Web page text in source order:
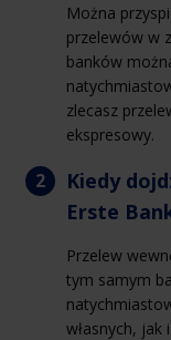
Można
przelewów w
banków
zlecasz
ekspresowy.
Kiedy
Erste
Przelew
tym samym
własnych,